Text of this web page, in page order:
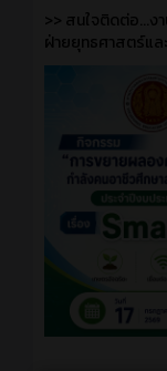
>> สนใจติดต่อ...ง
ฝ่ายยุทธศาสตร์แล